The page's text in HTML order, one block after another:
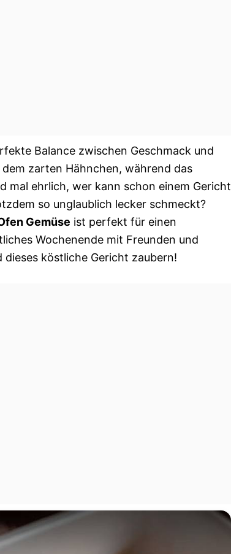
Balance zwischen Geschmack und
zarten Hähnchen, während das
mal ehrlich, wer kann schon einem Gericht
so unglaublich lecker schmeckt?
Gemüse ist perfekt für einen
Wochenende mit Freunden und
dieses köstliche Gericht zaubern!